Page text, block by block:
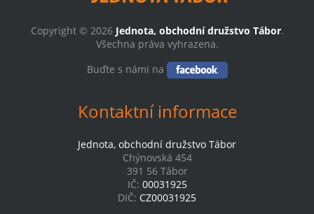
Copyright © 2026 Jednota, obchodní družstvo Tábor.
Všechna práva vyhrazena.
Buďte s námi na
Kontaktní informace
Jednota, obchodní družstvo Tábor
Chýnovská 454
391 56 Tábor
IČ: 00031925
DIČ: CZ00031925